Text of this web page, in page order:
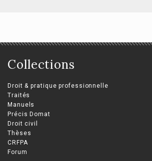
Collections
Droit & pratique professionnelle
Traités
Manuels
Précis Domat
Droit civil
Thèses
CRFPA
Forum